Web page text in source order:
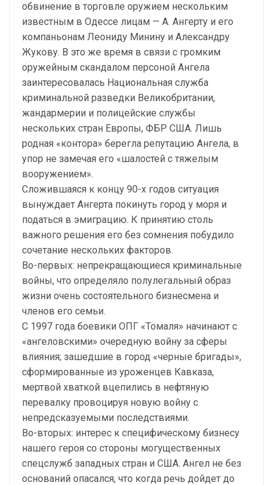
обвинение в торговле оружием нескольким
известным в Одессе лицам — А. Ангерту и его
компаньонам Леониду Минину и Александру
Жукову. В это же время в связи с громким
оружейным скандалом персоной Ангела
заинтересовалась Национальная служба
криминальной разведки Великобритании,
жандармерии и полицейские службы
нескольких стран Европы, ФБР США. Лишь
родная «контора» берегла репутацию Ангела, в
упор не замечая его «шалостей с тяжелым
вооружением».
Сложившаяся к концу 90-х годов ситуация
вынуждает Ангерта покинуть город у моря и
податься в эмиграцию. К принятию столь
важного решения его без сомнения побудило
сочетание нескольких факторов.
Во-первых: непрекращающиеся криминальные
войны, что определяло полулегальный образ
жизни очень состоятельного бизнесмена и
членов его семьи.
С 1997 года боевики ОПГ «Томаля» начинают с
«ангеловскими» очередную войну за сферы
влияния; зашедшие в город «черные бригады»,
сформированные из уроженцев Кавказа,
мертвой хваткой вцепились в нефтяную
перевалку провоцируя новую войну с
непредсказуемыми последствиями.
Во-вторых: интерес к специфическому бизнесу
нашего героя со стороны могущественных
спецслужб западных стран и США. Ангел не без
оснований опасался, что когда речь дойдет до